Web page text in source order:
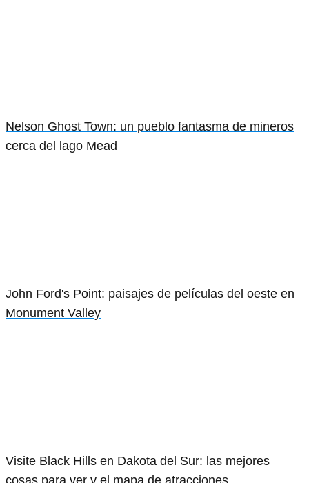
Nelson Ghost Town: un pueblo fantasma de mineros
cerca del lago Mead
John Ford's Point: paisajes de películas del oeste en
Monument Valley
Visite Black Hills en Dakota del Sur: las mejores